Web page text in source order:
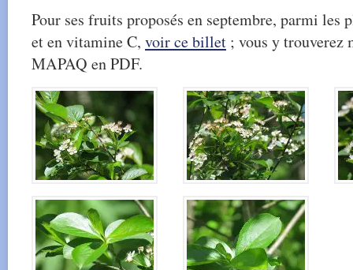
Pour ses fruits proposés en septembre, parmi les
et en vitamine C, voir ce billet ; vous y trouverez
MAPAQ en PDF.